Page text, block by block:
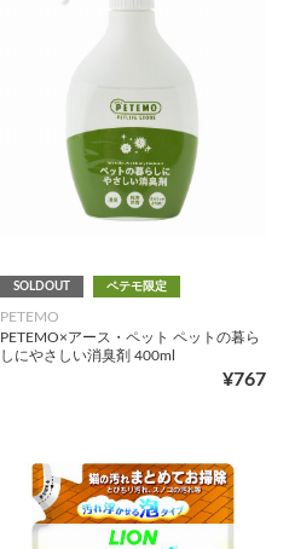
SOLDOUT ペテモ限定
PETEMO
PETEMO×アース・ペット ペットの暮ら
しにやさしい消臭剤 400ml
¥767